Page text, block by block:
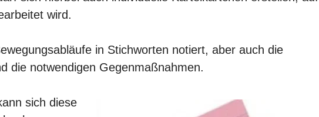
wird.
in Stichworten notiert, aber auch die
die notwendigen Gegenmaßnahmen.
sich diese